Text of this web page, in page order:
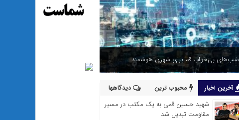
شب‌های بی‌خواب قم برای شهری هوشمند
آخرین اخبار محبوب ترین دیدگاهها
شهید حسین قمی به یک مکتب در مسیر
مقاومت تبدیل شد